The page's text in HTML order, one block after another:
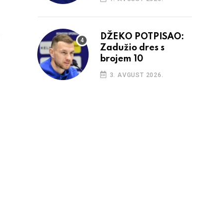
DŽEKO POTPISAO:
Zadužio dres s
brojem 10
3. AVGUST 2026.